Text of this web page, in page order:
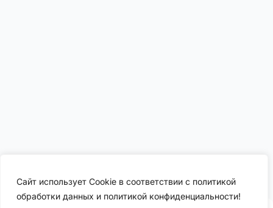
Сайт использует Cookie в соответствии с политикой
обработки данных и политикой конфиденциальности!